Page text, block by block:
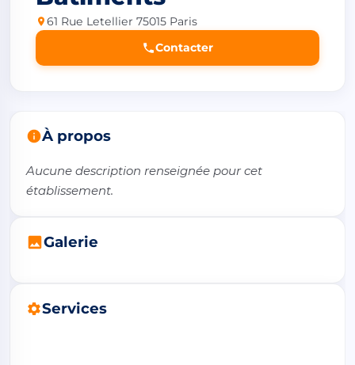
61 Rue Letellier 75015 Paris
Contacter
À propos
Aucune description renseignée pour cet
établissement.
Galerie
Services